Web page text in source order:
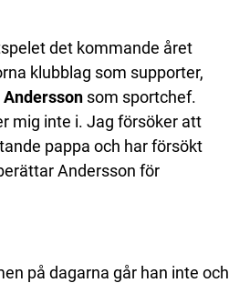
det kommande året
klubblag som supporter,
Andersson som sportchef.
mig inte i. Jag försöker att
pappa och har försökt
Andersson för
på dagarna går han inte och